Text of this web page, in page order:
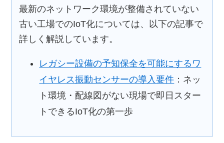
最新のネットワーク環境が整備されていない
古い工場でのIoT化については、以下の記事で
詳しく解説しています。
レガシー設備の予知保全を可能にするワ
イヤレス振動センサーの導入要件 ：ネッ
ト環境・配線図がない現場で即日スター
トできるIoT化の第一歩